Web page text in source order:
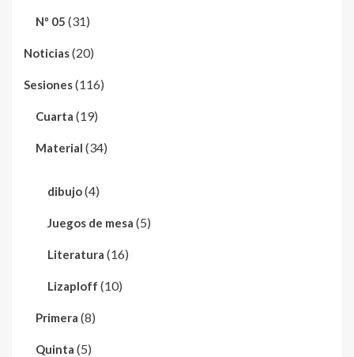
Nº 05 (31)
Noticias(20)
Sesiones(116)
Cuarta (19)
Material (34)
dibujo(4)
Juegos de mesa (5)
Literatura (16)
Lizaploff (10)
Primera (8)
Quinta (5)